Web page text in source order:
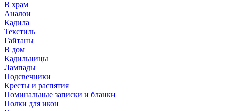
В храм
Аналои
Кадила
Текстиль
Гайтаны
В дом
Кадильницы
Лампады
Подсвечники
Кресты и распятия
Поминальные записки и бланки
Полки для икон